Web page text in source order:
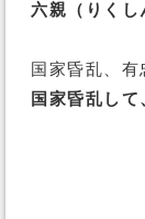
六親（りくし
国家昏乱、有
国家昏乱して